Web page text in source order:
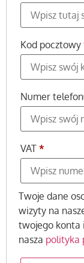
Kod pocztowy
Numer
VAT *
Twoje dane
wizyty na
twojego konta
nasza polityka